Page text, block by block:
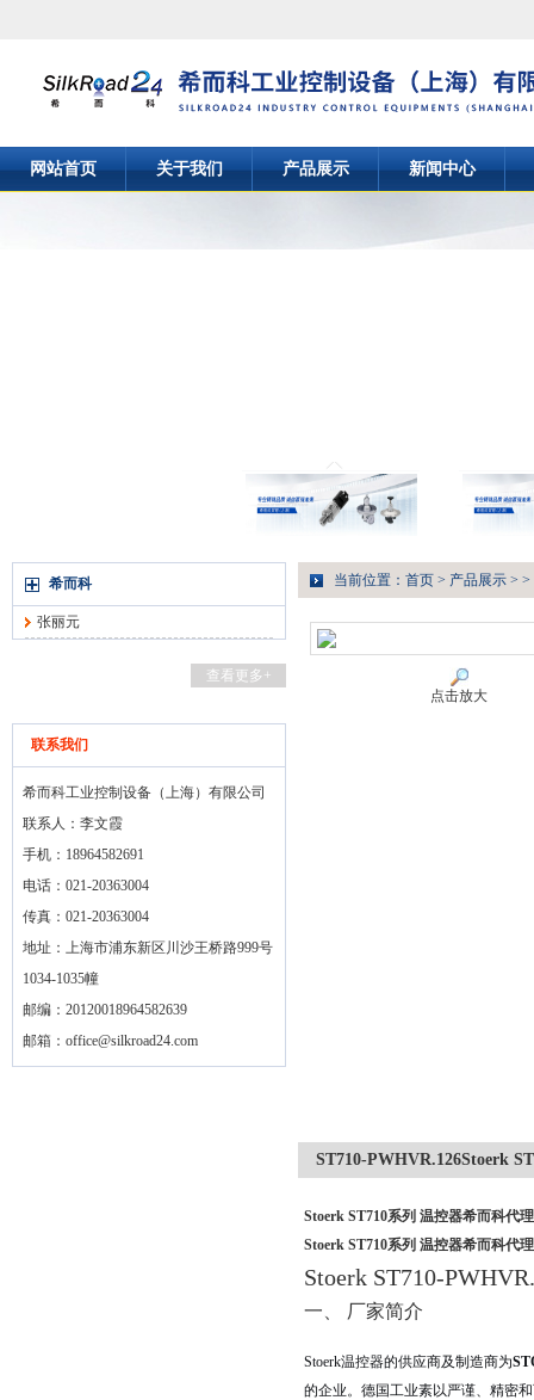
网站首页 关于我们 产品展示 新闻中心
希而科
张丽元
查看更多+
联系我们
希而科工业控制设备（上海）有限公司
联系人：李文霞
手机：18964582691
电话：021-20363004
传真：021-20363004
地址：上海市浦东新区川沙王桥路999号
1034-1035幢
邮编：20120018964582639
邮箱： office@silkroad24.com
当前位置： 首页 > 产品展示 > >
点击放大
ST710-PWHVR.126Stoerk
Stoerk ST710系列 温控器希而科代理
Stoerk ST710系列 温控器希而科代理
Stoerk ST710-
一、 厂家简介
Stoerk温控器的供应商及制造商为
的企业。德国工业素以严谨、精密